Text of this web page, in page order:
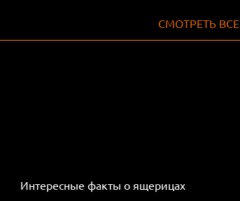
СМОТРЕТЬ ВСЕ
Интересные факты о ящерицах